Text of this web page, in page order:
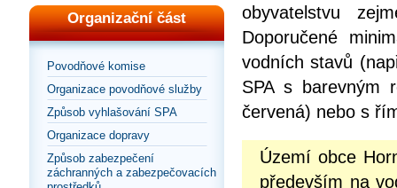
Organizační část
Povodňové komise
Organizace povodňové služby
Způsob vyhlašování SPA
Organizace dopravy
Způsob zabezpečení
záchranných a zabezpečovacích
obyvatelstvu
Doporučené
vodních stavů
SPA s barevným
červená) nebo s
Území obce
především na